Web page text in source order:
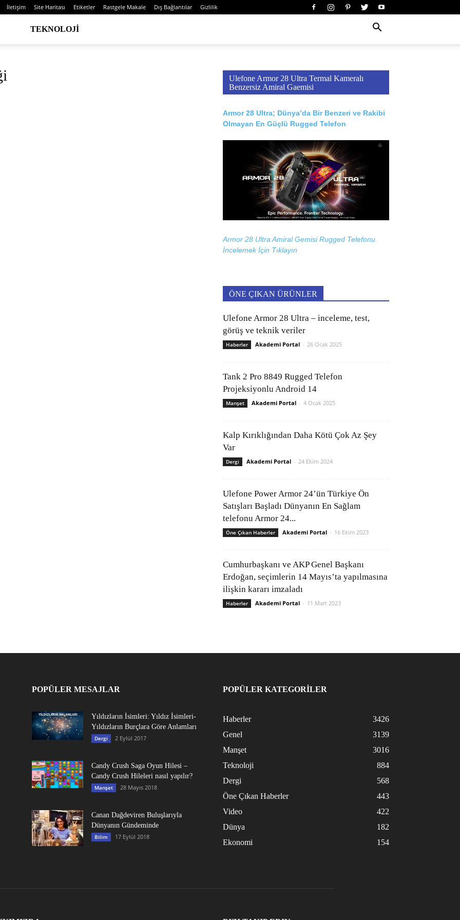
İletişim Site Haritası Etiketler Rastgele Makale Dış Bağlantılar Gizlilik
TEKNOLOJI
Ulefone Armor 28 Ultra Termal Kameralı
Benzersiz Amiral Gaemisi
Armor 28 Ultra; Dünya’da Bir Benzeri ve Rakibi
Olmayan En Güçlü Rugged Telefon
Armor 28 Ultra Amiral Gemisi Rugged Telefonu
İncelemek İçin Tıklayın
ÖNE ÇIKAN ÜRÜNLER
Ulefone Armor 28 Ultra – inceleme, test,
görüş ve teknik veriler
Haberler Akademi Portal - 26 Ocak 2025
Tank 2 Pro 8849 Rugged Telefon
Projeksiyonlu Android 14
Manşet Akademi Portal - 4 Ocak 2025
Kalp Kırıklığından Daha Kötü Çok Az Şey
Var
Dergi Akademi Portal - 24 Ekim 2024
Ulefone Power Armor 24’ün Türkiye Ön
Satışları Başladı Dünyanın En Sağlam
telefonu Armor 24...
Öne Çıkan Haberler Akademi Portal - 16 Ekim 2023
Cumhurbaşkanı ve AKP Genel Başkanı
Erdoğan, seçimlerin 14 Mayıs’ta yapılmasına
ilişkin kararı imzaladı
Haberler Akademi Portal - 11 Mart 2023
POPÜLER MESAJLAR
Yıldızların İsimleri: Yıldız İsimleri-
Yıldızların Burçlara Göre Anlamları
Dergi 2 Eylül 2017
Candy Crush Saga Oyun Hilesi –
Candy Crush Hileleri nasıl yapılır?
Manşet 28 Mayıs 2018
Canan Dağdeviren Buluşlarıyla
Dünyanın Gündeminde
Bilim 17 Eylül 2018
POPÜLER KATEGORİLER
Haberler
3426
Genel
3139
Manşet
3016
Teknoloji
884
Dergi
568
Öne Çıkan Haberler
443
Video
422
Dünya
182
Ekonomi
154